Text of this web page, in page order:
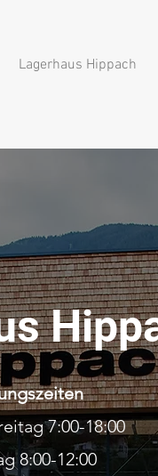
Lagerhaus Hippach
7:00-18:00
8:00-12:00